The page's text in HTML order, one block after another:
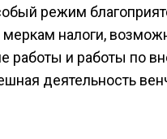
режим
налоги,
работы и работы по
деятельность